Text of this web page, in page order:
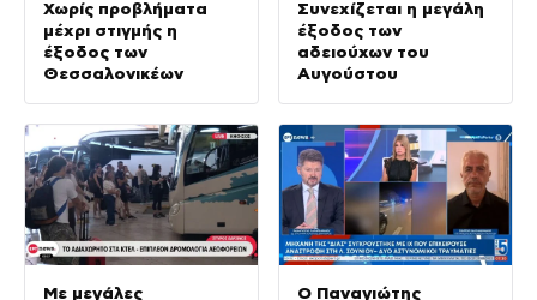
Χωρίς προβλήματα
μέχρι στιγμής η
έξοδος των
Θεσσαλονικέων
Συνεχίζεται η μεγάλη
έξοδος των
αδειούχων του
Αυγούστου
Με μεγάλες
Ο Παναγιώτης